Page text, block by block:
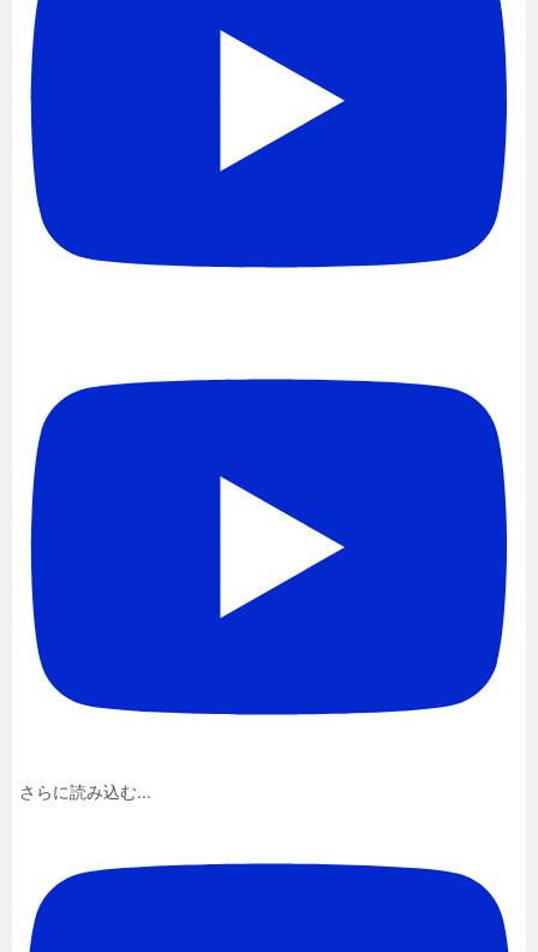
さらに読み込む...